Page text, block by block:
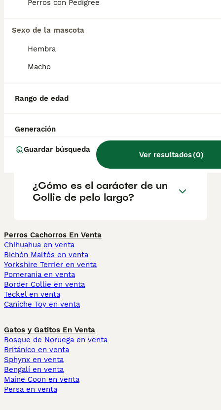
Perros con Pedigree
Sexo de la mascota
Hembra
Macho
Rango de edad
Generación
Guardar búsqueda
Ver resultados(0)
Informarse bien y comparar opciones antes
decisión.
de pelo largo?
¿Cuánto cuesta un collie de
pelo largo?
¿Cómo es el carácter de un
Collie de pelo largo?
Perros Cachorros En Venta
Chihuahua en venta
Bichón Maltés en venta
Yorkshire Terrier en venta
Pomerania en venta
Border Collie en venta
Teckel en venta
Caniche Toy en venta
Gatos y Gatitos En Venta
Bosque de Noruega en venta
Británico en venta
Sphynx en venta
Bengalí en venta
Maine Coon en venta
Persa en venta